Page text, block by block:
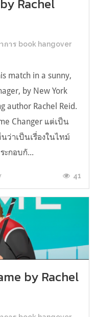
Rachel
การ book hangover
match in a sunny,
by New York
author Rachel Reid.
Changer แต่เป็น
ว่าเป็นเรื่องในไทม์
ะกอบกั...
41
by Rachel